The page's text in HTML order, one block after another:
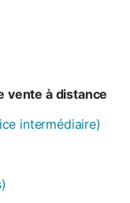
vente à distance
intermédiaire)